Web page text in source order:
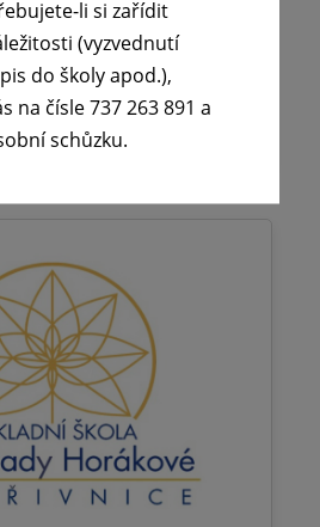
záležitosti
li si zařídit
(vyzvednutí
do školy apod.),
na čísle 737 263 891 a
schůzku.